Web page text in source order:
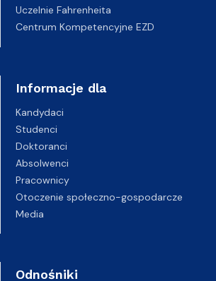
Uczelnie Fahrenheita
Centrum Kompetencyjne EZD
Informacje dla
Kandydaci
Studenci
Doktoranci
Absolwenci
Pracownicy
Otoczenie społeczno-gospodarcze
Media
Odnośniki